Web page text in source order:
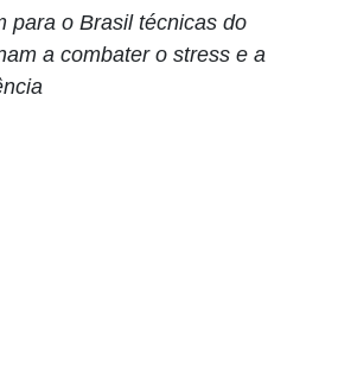
para o Brasil técnicas do
a combater o stress e a